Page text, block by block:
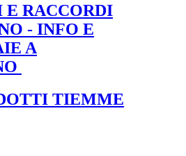
E RACCORDI
- INFO E
A
TIEMME